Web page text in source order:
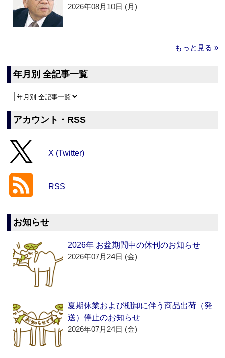
2026年08月10日 (月)
もっと見る »
年月別 全記事一覧
アカウント・RSS
X (Twitter)
RSS
お知らせ
2026年 お盆期間中の休刊のお知らせ
2026年07月24日 (金)
夏期休業および棚卸に伴う商品出荷（発
送）停止のお知らせ
2026年07月24日 (金)